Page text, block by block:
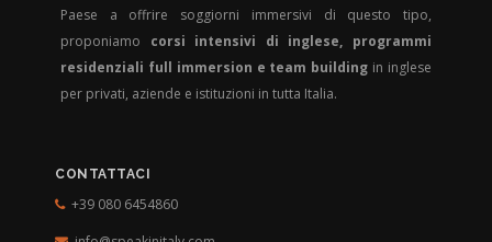
Paese a offrire soggiorni immersivi di questo tipo,
proponiamo corsi intensivi di inglese, programmi
residenziali full immersion e team building in inglese
per privati, aziende e istituzioni in tutta Italia.
CONTATTACI
+39 080 6454860